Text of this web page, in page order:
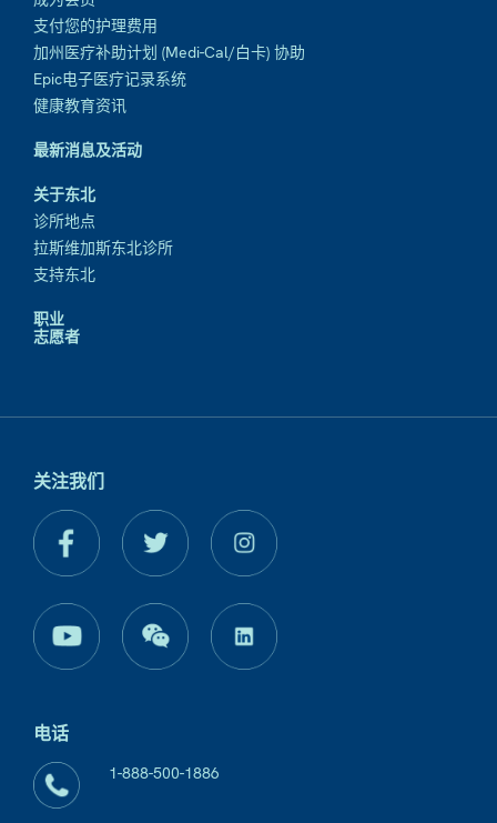
支付您的护理费用
加州医疗补助计划 (Medi-Cal/白卡) 协助
Epic电子医疗记录系统
健康教育资讯
最新消息及活动
关于东北
诊所地点
拉斯维加斯东北诊所
支持东北
职业
志愿者
关注我们
电话
1-888-500-1886